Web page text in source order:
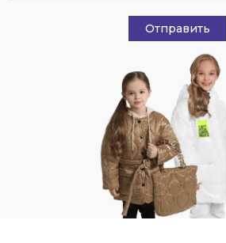
Отправить